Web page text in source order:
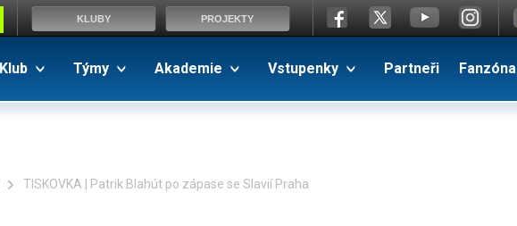
Klub Týmy Akademie Vstupenky Partneři Fanzóna
TISKOVKA | Patrik Blahút po zápase se Slavií Praha
KLUBY PROJEKTY